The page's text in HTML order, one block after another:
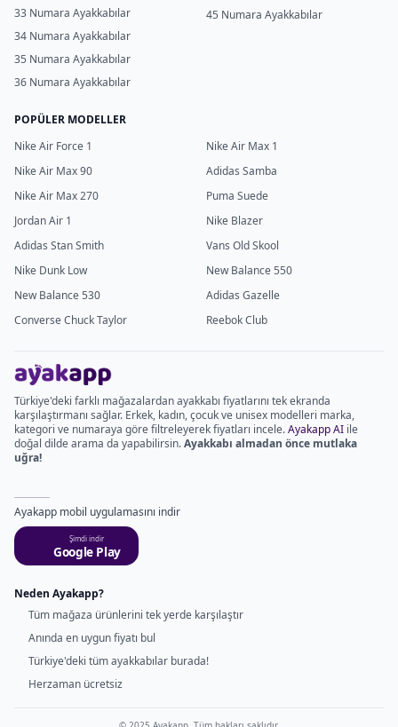
33 Numara Ayakkabılar
34 Numara Ayakkabılar
35 Numara Ayakkabılar
36 Numara Ayakkabılar
45 Numara Ayakkabılar
POPÜLER MODELLER
Nike Air Force 1
Nike Air Max 90
Nike Air Max 270
Jordan Air 1
Adidas Stan Smith
Nike Dunk Low
New Balance 530
Converse Chuck Taylor
Nike Air Max 1
Adidas Samba
Puma Suede
Nike Blazer
Vans Old Skool
New Balance 550
Adidas Gazelle
Reebok Club
Türkiye'deki farklı mağazalardan ayakkabı fiyatlarını tek ekranda
karşılaştırmanı sağlar. Erkek, kadın, çocuk ve unisex modelleri marka,
kategori ve numaraya göre filtreleyerek fiyatları incele.Ayakapp AI ile
doğal dilde arama da yapabilirsin.Ayakkabı almadan önce mutlaka
uğra!
Ayakapp mobil uygulamasını indir
Şimdi indir
Google Play
Neden Ayakapp?
Tüm mağaza ürünlerini tek yerde karşılaştır
Anında en uygun fiyatı bul
Türkiye'deki tüm ayakkabılar burada!
Herzaman ücretsiz